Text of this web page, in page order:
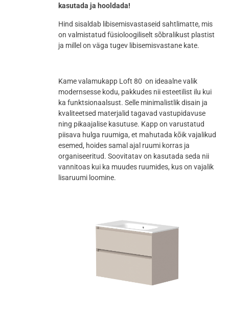
kasutada ja hooldada!
Hind sisaldab libisemisvastaseid sahtlimatte, mis
on valmistatud füsioloogiliselt sõbralikust plastist
ja millel on väga tugev libisemisvastane kate.
Kame valamukapp Loft 80 on ideaalne valik
modernsesse kodu, pakkudes nii esteetilist ilu kui
ka funktsionaalsust. Selle minimalistlik disain ja
kvaliteetsed materjalid tagavad vastupidavuse
ning pikaajalise kasutuse. Kapp on varustatud
piisava hulga ruumiga, et mahutada kõik vajalikud
esemed, hoides samal ajal ruumi korras ja
organiseeritud. Soovitatav on kasutada seda nii
vannitoas kui ka muudes ruumides, kus on vajalik
lisaruumi loomine.